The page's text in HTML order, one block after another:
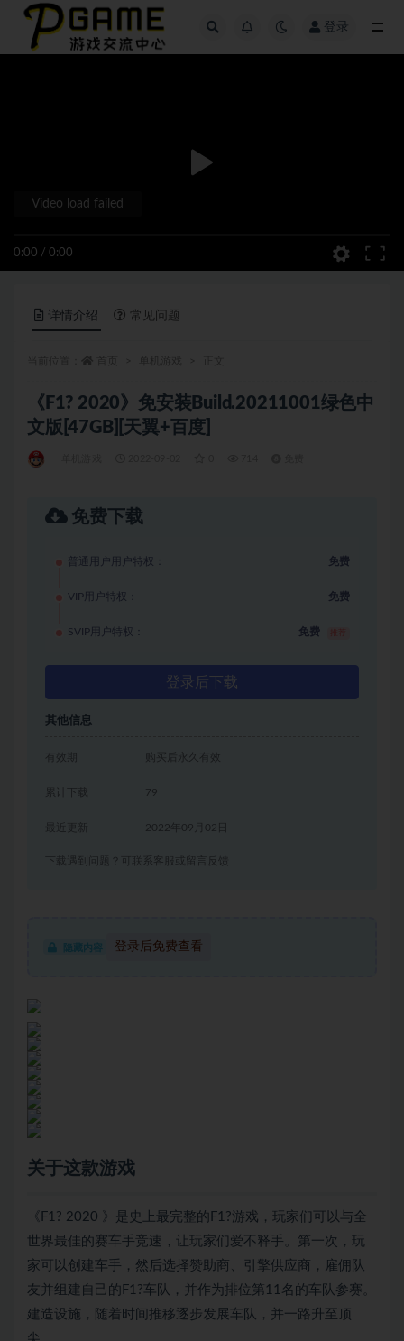
登录
0:00 / 0:00
Video load failed
详情介绍 常见问题
《F1? 2020》免安装Build.20211001绿色中
文版[47GB][天翼+百度]
免费下载
普通用户用户特权： 免费
VIP用户特权： 免费
SVIP用户特权： 免费
登录后下载
其他信息
有效期 购买后永久有效
累计下载 79
2022年09月02日
下载遇到问题？可联系客服或留言反馈
隐藏内容 登录后免费查看
关于这款游戏
《F1? 2020 》是史上最完整的F1?游戏，玩家们可以与全
世界最佳的赛车手竞速，让玩家们爱不释手。第一次，玩
家可以创建车手，然后选择赞助商、引擎供应商，雇佣队
友并组建自己的F1?车队，并作为排位第11名的车队参赛。
建造设施，随着时间推移逐步发展车队，并一路升至顶
全部